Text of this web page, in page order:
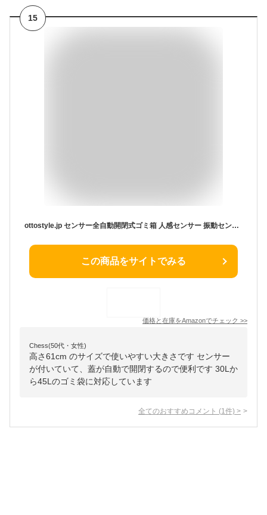
15
ottostyle.jp センサー全自動開閉式ゴミ箱 人感センサー 振動センサー 【30L / クローム】 ステンレス製 高さ61cm 45Lゴミ袋対応 全自動開閉式 ふた付き ダストボックス
この商品をサイトでみる
価格と在庫をAmazonでチェック >>
Chess(50代・女性)
高さ61cm のサイズで使いやすい大きさです センサー
が付いていて、蓋が自動で開閉するので便利です 30Lか
ら45Lのゴミ袋に対応しています
全てのおすすめコメント (1 件) >